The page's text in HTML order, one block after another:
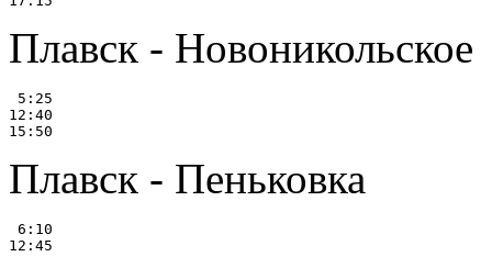
Плавск - Новоникольское
5:25
12:40
Плавск - Пеньковка
6:10